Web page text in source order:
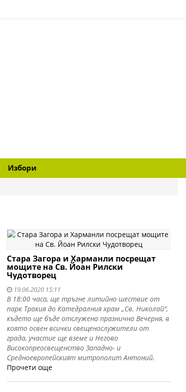
Избори
Стара Загора и Харманли посрещат
мощите на Св. Йоан Рилски
Чудотворец
19.06.2020 15:11
В 18:00 часа, ще тръгне литийно шествие от
парк Тракия до Катедралния храм „Св. Николай",
където ще бъде отслужена празнична Вечерня, в
която освен всички свещенослужители от
града, участие ще вземе и Негово
Високопреосвещенство Западно- и
Средноевропейският митрополит Антоний.
Прочети още